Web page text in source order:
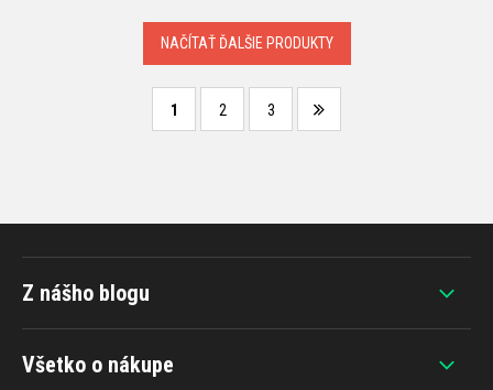
NAČÍTAŤ ĎALŠIE PRODUKTY
1 2 3
Všetko o nákupe
Z nášho blogu